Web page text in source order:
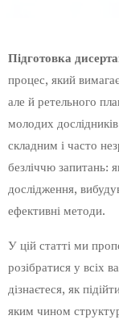
Підготовка
процес, який
але й ретельного
молодих
складним і часто
безліччю запитань:
дослідження,
ефективні методи.
У цій статті ми
розібратися у всіх
дізнаєтеся, як
яким чином